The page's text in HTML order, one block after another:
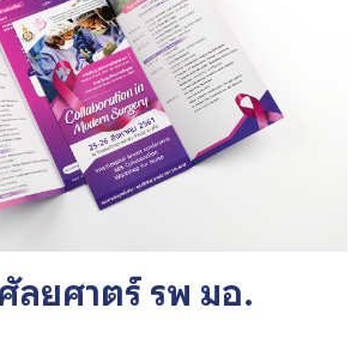
ลยศาตร์ รพ มอ.